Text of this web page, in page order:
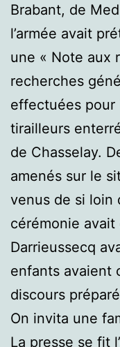
Brabant, de
l’armée avait
une « Note aux
recherches
effectuées pour
tirailleurs
de Chasselay.
amenés sur le
venus de si loin
cérémonie
Darrieussecq
enfants avaient
discours
On invita une
La presse se fit